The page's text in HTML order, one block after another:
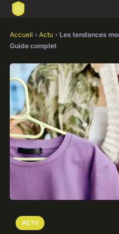
Accueil › Actu › Les tendances
Guide complet
ACTU